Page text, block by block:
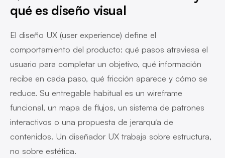
qué es diseño visual
El diseño UX (user experience) define el
comportamiento del producto: qué pasos atraviesa el
usuario para completar un objetivo, qué información
recibe en cada paso, qué fricción aparece y cómo se
reduce. Su entregable habitual es un wireframe
funcional, un mapa de flujos, un sistema de patrones
interactivos o una propuesta de jerarquía de
contenidos. Un diseñador UX trabaja sobre estructura,
no sobre estética.